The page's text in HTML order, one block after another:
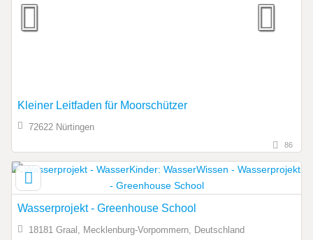
Kleiner Leitfaden für Moorschützer
72622 Nürtingen
86
Wasserprojekt - Greenhouse School
18181 Graal, Mecklenburg-Vorpommern, Deutschland